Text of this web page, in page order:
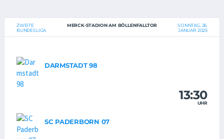
ZWEITE
BUNDESLIGA
MERCK-STADION AM BÖLLENFALLTOR
SONNTAG, 26.
JANUAR 2025
DARMSTADT 98
13:30
UHR
SC PADERBORN 07